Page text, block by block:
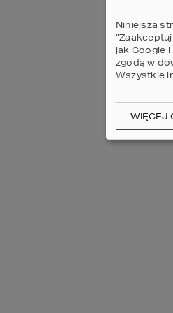
Niniejsza
jak Google
zgodą w
Wszystkie
WIĘCEJ